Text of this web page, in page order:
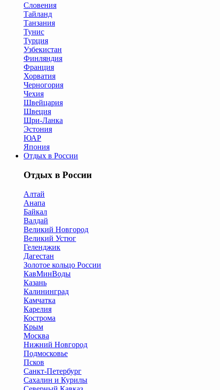
Словения
Тайланд
Танзания
Тунис
Турция
Узбекистан
Финляндия
Франция
Хорватия
Черногория
Чехия
Швейцария
Швеция
Шри-Ланка
Эстония
ЮАР
Япония
Отдых в России
Отдых в России
Алтай
Анапа
Байкал
Валдай
Великий Новгород
Великий Устюг
Геленджик
Дагестан
Золотое кольцо России
КавМинВоды
Казань
Калининград
Камчатка
Карелия
Кострома
Крым
Москва
Нижний Новгород
Подмосковье
Псков
Санкт-Петербург
Сахалин и Курилы